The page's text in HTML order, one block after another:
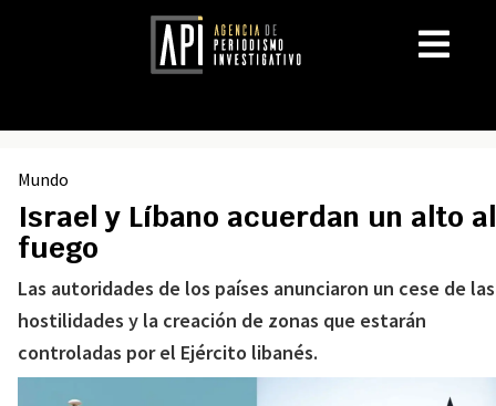
Mundo
Israel y Líbano acuerdan un alto al
fuego
Las autoridades de los países anunciaron un cese de las
hostilidades y la creación de zonas que estarán
controladas por el Ejército libanés.